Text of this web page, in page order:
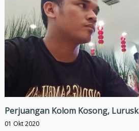
Perjuangan Kolom Kosong,
01 Okt 2020